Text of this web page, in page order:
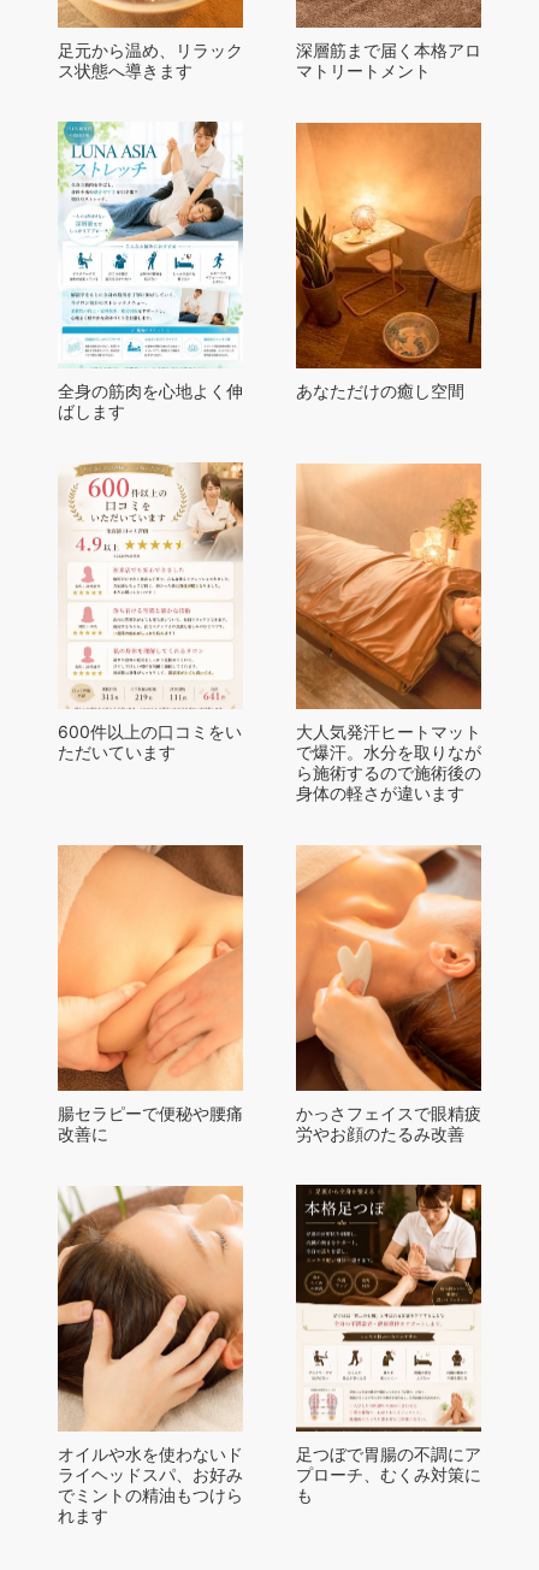
足元から温め、リラック
ス状態へ導きます
深層筋まで届く本格アロ
マトリートメント
全身の筋肉を心地よく伸
ばします
あなただけの癒し空間
600件以上の口コミをい
ただいています
大人気発汗ヒートマット
で爆汗。水分を取りなが
ら施術するので施術後の
身体の軽さが違います
腸セラピーで便秘や腰痛
改善に
かっさフェイスで眼精疲
労やお顔のたるみ改善
オイルや水を使わないド
ライヘッドスパ、お好み
でミントの精油もつけら
れます
足つぼで胃腸の不調にア
プローチ、むくみ対策に
も